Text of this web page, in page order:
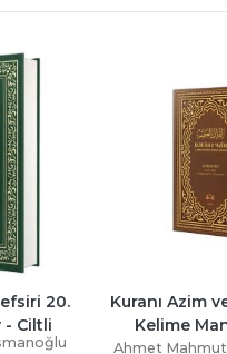
Edatlı
6. Cilt
(Cübbeli
Kuranı Azim
Kelime
Ahmet Mahmut